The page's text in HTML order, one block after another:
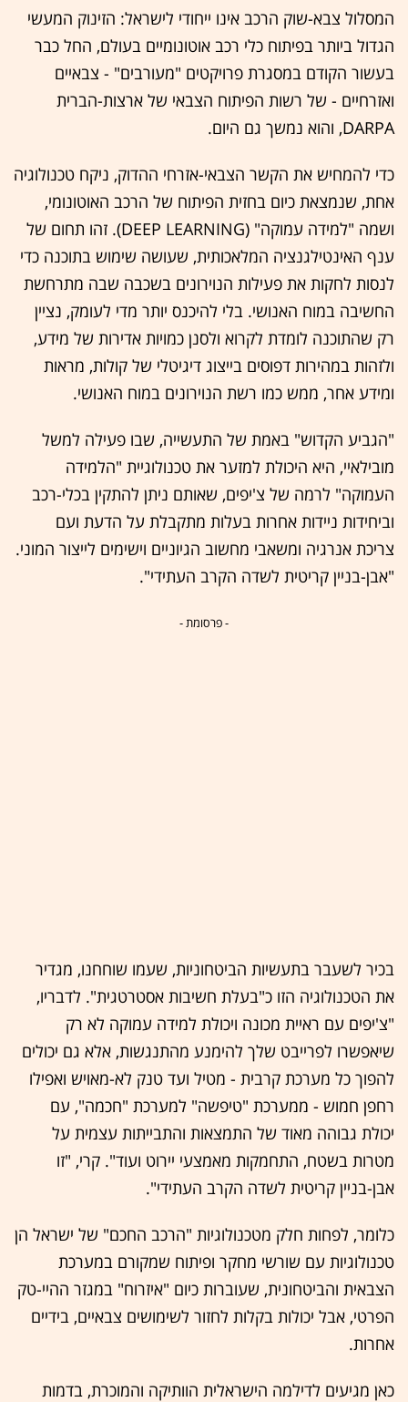
המסלול צבא-שוק הרכב אינו ייחודי לישראל: הזינוק המעשי
הגדול ביותר בפיתוח כלי רכב אוטונומיים בעולם, החל כבר
בעשור הקודם במסגרת פרויקטים "מעורבים" - צבאיים
ואזרחיים - של רשות הפיתוח הצבאי של ארצות-הברית
DARPA, והוא נמשך גם היום.
כדי להמחיש את הקשר הצבאי-אזרחי ההדוק, ניקח טכנולוגיה
אחת, שנמצאת כיום בחזית הפיתוח של הרכב האוטונומי,
ושמה "למידה עמוקה" (DEEP LEARNING). זהו תחום של
ענף האינטילגנציה המלאכותית, שעושה שימוש בתוכנה כדי
לנסות לחקות את פעילות הנוירונים בשכבה שבה מתרחשת
החשיבה במוח האנושי. בלי להיכנס יותר מדי לעומק, נציין
רק שהתוכנה לומדת לקרוא ולסנן כמויות אדירות של מידע,
ולזהות במהירות דפוסים בייצוג דיגיטלי של קולות, מראות
ומידע אחר, ממש כמו רשת הנוירונים במוח האנושי.
"הגביע הקדוש" באמת של התעשייה, שבו פעילה למשל
מובילאיי, היא היכולת למזער את טכנולוגיית "הלמידה
העמוקה" לרמה של צ'יפים, שאותם ניתן להתקין בכלי-רכב
וביחידות ניידות אחרות בעלות מתקבלת על הדעת ועם
צריכת אנרגיה ומשאבי מחשוב הגיוניים וישימים לייצור המוני.
"אבן-בניין קריטית לשדה הקרב העתידי".
- פרסומת -
בכיר לשעבר בתעשיות הביטחוניות, שעמו שוחחנו, מגדיר
את הטכנולוגיה הזו כ"בעלת חשיבות אסטרטגית". לדבריו,
"צ'יפים עם ראיית מכונה ויכולת למידה עמוקה לא רק
שיאפשרו לפרייבט שלך להימנע מהתנגשות, אלא גם יכולים
להפוך כל מערכת קרבית - מטיל ועד טנק לא-מאויש ואפילו
רחפן חמוש - ממערכת "טיפשה" למערכת "חכמה", עם
יכולת גבוהה מאוד של התמצאות והתבייתות עצמית על
מטרות בשטח, התחמקות מאמצעי יירוט ועוד". קרי, "זו
אבן-בניין קריטית לשדה הקרב העתידי".
כלומר, לפחות חלק מטכנולוגיות "הרכב החכם" של ישראל הן
טכנולוגיות עם שורשי מחקר ופיתוח שמקורם במערכת
הצבאית והביטחונית, שעוברות כיום "איזרוח" במגזר ההיי-טק
הפרטי, אבל יכולות בקלות לחזור לשימושים צבאיים, בידיים
אחרות.
כאן מגיעים לדילמה הישראלית הוותיקה והמוכרת, בדמות